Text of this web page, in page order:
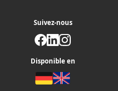
Suivez-nous
Disponible en